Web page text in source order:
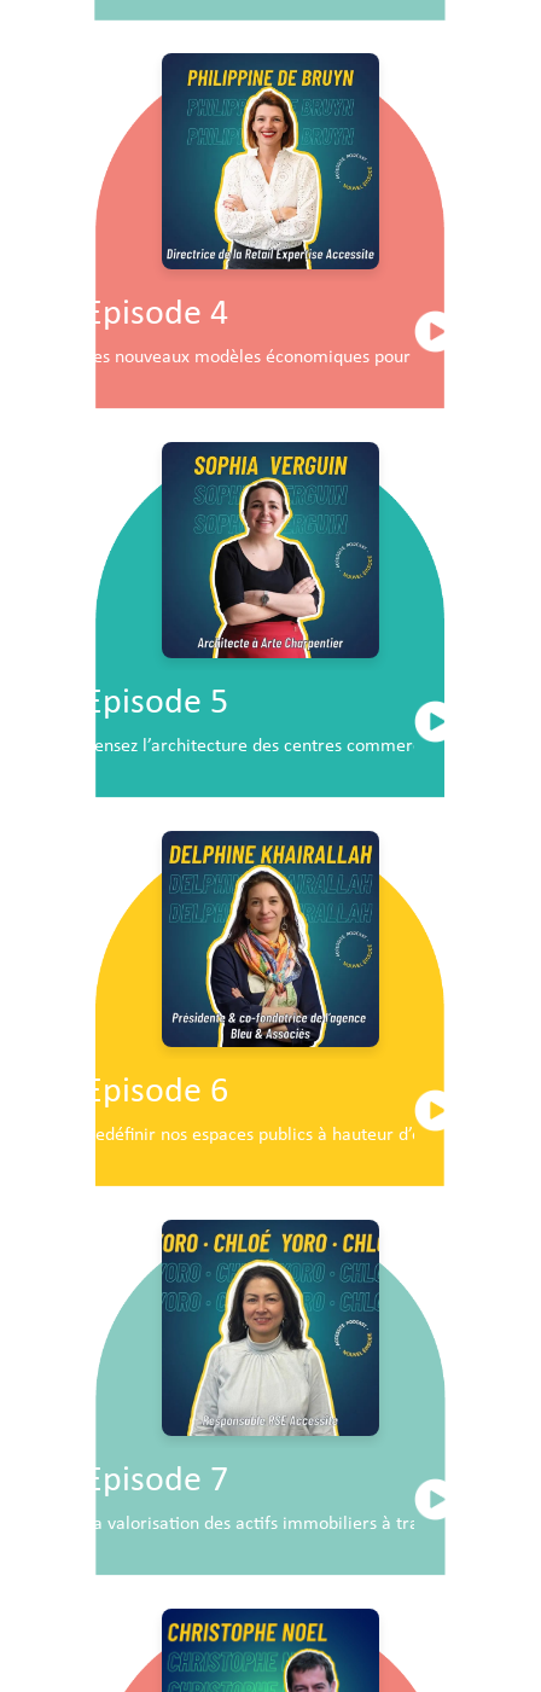
Episode 4
Les nouveaux modèles économiques pour les centres
Episode 5
Pensez l’architecture des centres commerciaux de demain
Episode 6
Redéfinir nos espaces publics à hauteur d’enfants
Episode 7
La valorisation des actifs immobiliers à travers la RSE